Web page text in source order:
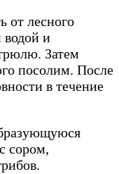
от лесного
водой и
Затем
посолим. После
в течение
сором,